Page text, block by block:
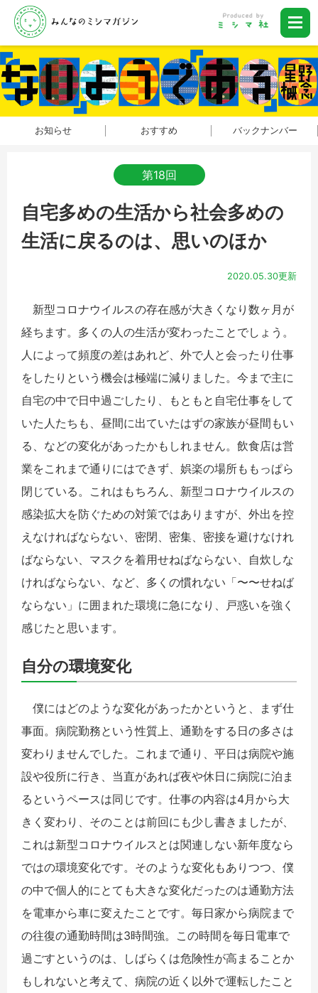
お知らせ おすすめ バックナンバー
第18回
自宅多めの生活から社会多めの
生活に戻るのは、思いのほか
2020.05.30更新
新型コロナウイルスの存在感が大きくなり数ヶ月が
経ちます。多くの人の生活が変わったことでしょう。
人によって頻度の差はあれど、外で人と会ったり仕事
をしたりという機会は極端に減りました。今まで主に
自宅の中で日中過ごしたり、もともと自宅仕事をして
いた人たちも、昼間に出ていたはずの家族が昼間もい
る、などの変化があったかもしれません。飲食店は営
業をこれまで通りにはできず、娯楽の場所ももっぱら
閉じている。これはもちろん、新型コロナウイルスの
感染拡大を防ぐための対策ではありますが、外出を控
えなければならない、密閉、密集、密接を避けなけれ
ばならない、マスクを着用せねばならない、自炊しな
ければならない、など、多くの慣れない「〜〜せねば
ならない」に囲まれた環境に急になり、戸惑いを強く
感じたと思います。
自分の環境変化
僕にはどのような変化があったかというと、まず仕
事面。病院勤務という性質上、通勤をする日の多さは
変わりませんでした。これまで通り、平日は病院や施
設や役所に行き、当直があれば夜や休日に病院に泊ま
るというペースは同じです。仕事の内容は4月から大
きく変わり、そのことは前回にも少し書きましたが、
これは新型コロナウイルスとは関連しない新年度なら
ではの環境変化です。そのような変化もありつつ、僕
の中で個人的にとても大きな変化だったのは通勤方法
を電車から車に変えたことです。毎日家から病院まで
の往復の通勤時間は3時間強。この時間を毎日電車で
過ごすというのは、しばらくは危険性が高まることか
もしれないと考えて、病院の近く以外で運転したこと